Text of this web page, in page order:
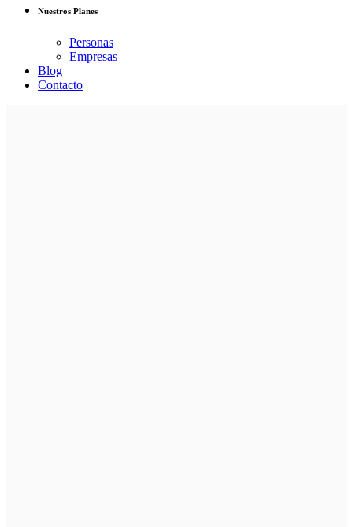
Nuestros Planes
Personas
Empresas
Blog
Contacto